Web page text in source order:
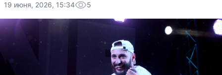
19 июня, 2026, 15:34 5